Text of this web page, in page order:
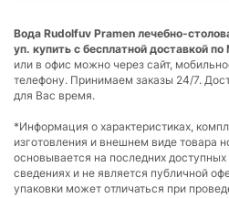
Вода Rudolfuv Pramen лечебно-
уп. купить с бесплатной доставкой
или в офис можно через сайт,
телефону. Принимаем заказы 24/7.
для Вас время.
*Информация о характеристиках,
изготовления и внешнем виде товара
основывается на последних
сведениях и не является публичной
упаковки может отличаться при